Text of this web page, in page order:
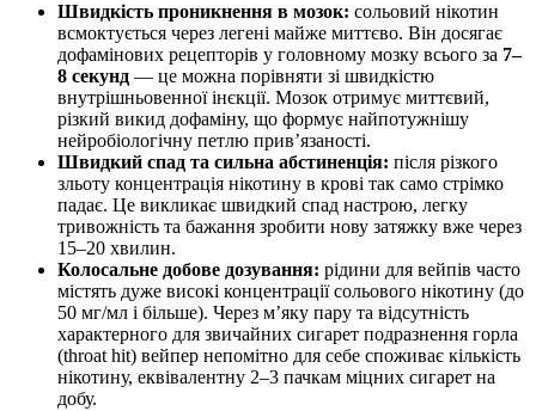
Швидкість проникнення в мозок: сольовий нікотин
всмоктується через легені майже миттєво. Він досягає
дофамінових рецепторів у головному мозку всього за 7–
8 секунд — це можна порівняти зі швидкістю
внутрішньовенної інєкції. Мозок отримує миттєвий,
різкий викид дофаміну, що формує найпотужнішу
нейробіологічну петлю прив’язаності.
Швидкий спад та сильна абстиненція: після різкого
зльоту концентрація нікотину в крові так само стрімко
падає. Це викликає швидкий спад настрою, легку
тривожність та бажання зробити нову затяжку вже через
15–20 хвилин.
Колосальне добове дозування: рідини для вейпів часто
містять дуже високі концентрації сольового нікотину (до
50 мг/мл і більше). Через м’яку пару та відсутність
характерного для звичайних сигарет подразнення горла
(throat hit) вейпер непомітно для себе споживає кількість
нікотину, еквівалентну 2–3 пачкам міцних сигарет на
добу.